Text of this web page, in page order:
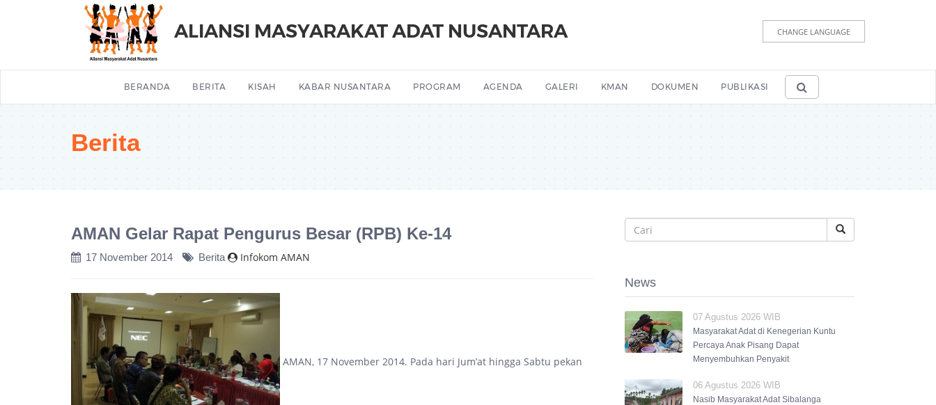
ALIANSI MASYARAKAT ADAT NUSANTARA CHANGE LANGUAGE
BERANDA BERITA KISAH KABAR NUSANTARA PROGRAM AGENDA GALERI KMAN DOKUMEN PUBLIKASI
Berita
AMAN Gelar Rapat Pengurus Besar (RPB) Ke-14
17 November 2014 Berita Infokom AMAN
AMAN, 17 November 2014. Pada hari Jum’at hingga Sabtu pekan
News
07 Agustus 2026 WIB
Masyarakat Adat di Kenegerian Kuntu
Percaya Anak Pisang Dapat
Menyembuhkan Penyakit
06 Agustus 2026 WIB
Nasib Masyarakat Adat Sibalanga